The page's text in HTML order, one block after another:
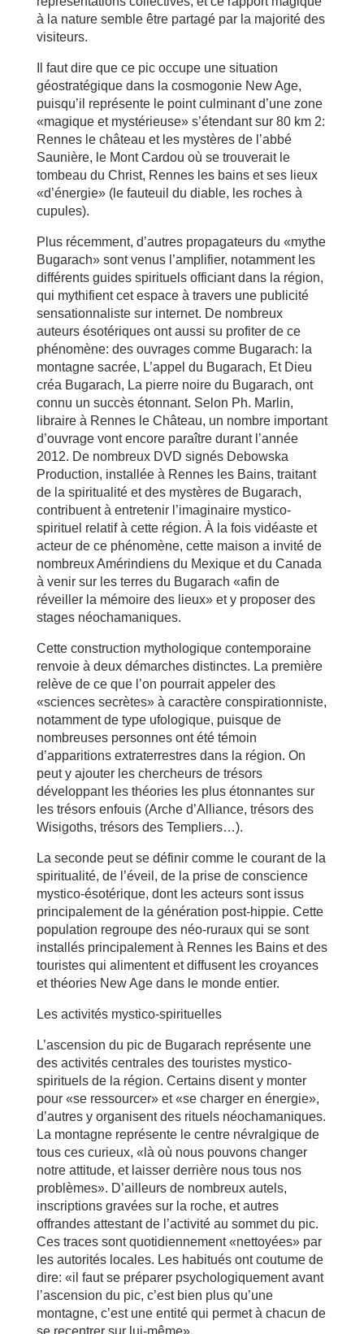
à la nature semble être partagé par la majorité des
visiteurs.
Il faut dire que ce pic occupe une situation
géostratégique dans la cosmogonie New Age,
puisqu’il représente le point culminant d’une zone
«magique et mystérieuse» s’étendant sur 80 km 2:
Rennes le château et les mystères de l’abbé
Saunière, le Mont Cardou où se trouverait le
tombeau du Christ, Rennes les bains et ses lieux
«d’énergie» (le fauteuil du diable, les roches à
cupules).
Plus récemment, d’autres propagateurs du «mythe
Bugarach» sont venus l’amplifier, notamment les
différents guides spirituels officiant dans la région,
qui mythifient cet espace à travers une publicité
sensationnaliste sur internet. De nombreux
auteurs ésotériques ont aussi su profiter de ce
phénomène: des ouvrages comme Bugarach: la
montagne sacrée, L’appel du Bugarach, Et Dieu
créa Bugarach, La pierre noire du Bugarach, ont
connu un succès étonnant. Selon Ph. Marlin,
libraire à Rennes le Château, un nombre important
d’ouvrage vont encore paraître durant l’année
2012. De nombreux DVD signés Debowska
Production, installée à Rennes les Bains, traitant
de la spiritualité et des mystères de Bugarach,
contribuent à entretenir l’imaginaire mystico-
spirituel relatif à cette région. À la fois vidéaste et
acteur de ce phénomène, cette maison a invité de
nombreux Amérindiens du Mexique et du Canada
à venir sur les terres du Bugarach «afin de
réveiller la mémoire des lieux» et y proposer des
stages néochamaniques.
Cette construction mythologique contemporaine
renvoie à deux démarches distinctes. La première
relève de ce que l’on pourrait appeler des
«sciences secrètes» à caractère conspirationniste,
notamment de type ufologique, puisque de
nombreuses personnes ont été témoin
d’apparitions extraterrestres dans la région. On
peut y ajouter les chercheurs de trésors
développant les théories les plus étonnantes sur
les trésors enfouis (Arche d’Alliance, trésors des
Wisigoths, trésors des Templiers…).
La seconde peut se définir comme le courant de la
spiritualité, de l’éveil, de la prise de conscience
mystico-ésotérique, dont les acteurs sont issus
principalement de la génération post-hippie. Cette
population regroupe des néo-ruraux qui se sont
installés principalement à Rennes les Bains et des
touristes qui alimentent et diffusent les croyances
et théories New Age dans le monde entier.
Les activités mystico-spirituelles
L’ascension du pic de Bugarach représente une
des activités centrales des touristes mystico-
spirituels de la région. Certains disent y monter
pour «se ressourcer» et «se charger en énergie»,
d’autres y organisent des rituels néochamaniques.
La montagne représente le centre névralgique de
tous ces curieux, «là où nous pouvons changer
notre attitude, et laisser derrière nous tous nos
problèmes». D’ailleurs de nombreux autels,
inscriptions gravées sur la roche, et autres
offrandes attestant de l’activité au sommet du pic.
Ces traces sont quotidiennement «nettoyées» par
les autorités locales. Les habitués ont coutume de
dire: «il faut se préparer psychologiquement avant
l’ascension du pic, c’est bien plus qu’une
montagne, c’est une entité qui permet à chacun de
se recentrer sur lui-même».